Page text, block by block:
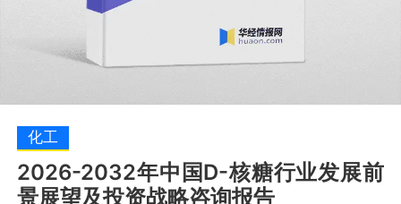
化工
2026-2032年中国D-核糖行业发展前
景展望及投资战略咨询报告